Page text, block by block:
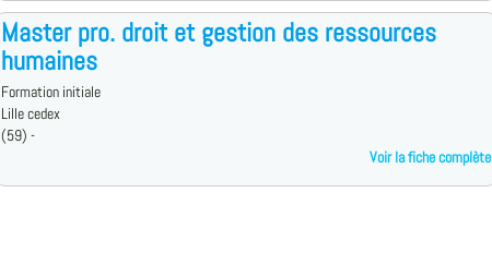
Master pro. droit et gestion des ressources
humaines
Formation initiale
Lille cedex
(59) -
Voir la fiche complète